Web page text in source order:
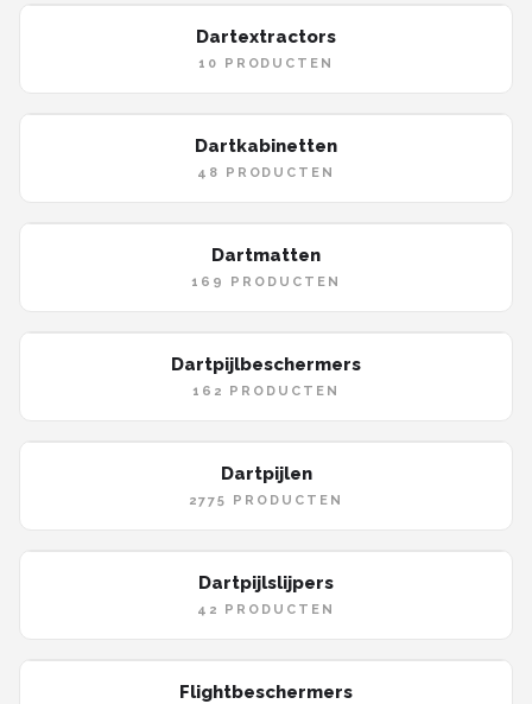
Unicorn
Dartextractors
10 PRODUCTEN
Dartkabinetten
48 PRODUCTEN
Dartmatten
169 PRODUCTEN
Dartpijlbeschermers
162 PRODUCTEN
Dartpijlen
2775 PRODUCTEN
Dartpijlslijpers
42 PRODUCTEN
Flightbeschermers